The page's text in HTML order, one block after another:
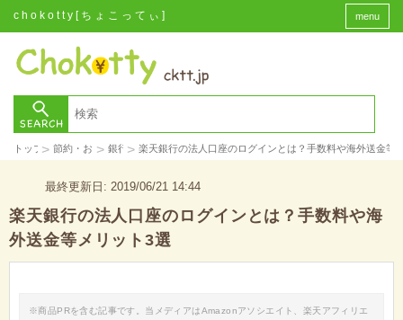
chokotty[ちょこってぃ] menu
トップ> 節約・お金> 銀行 > 楽天銀行の法人口座のログインとは？手数料や海外送金等
最終更新日: 2019/06/21 14:44
楽天銀行の法人口座のログインとは？手数料や海
外送金等メリット3選
※商品PRを含む記事です。当メディアはAmazonアソシエイト、楽天アフィリエ